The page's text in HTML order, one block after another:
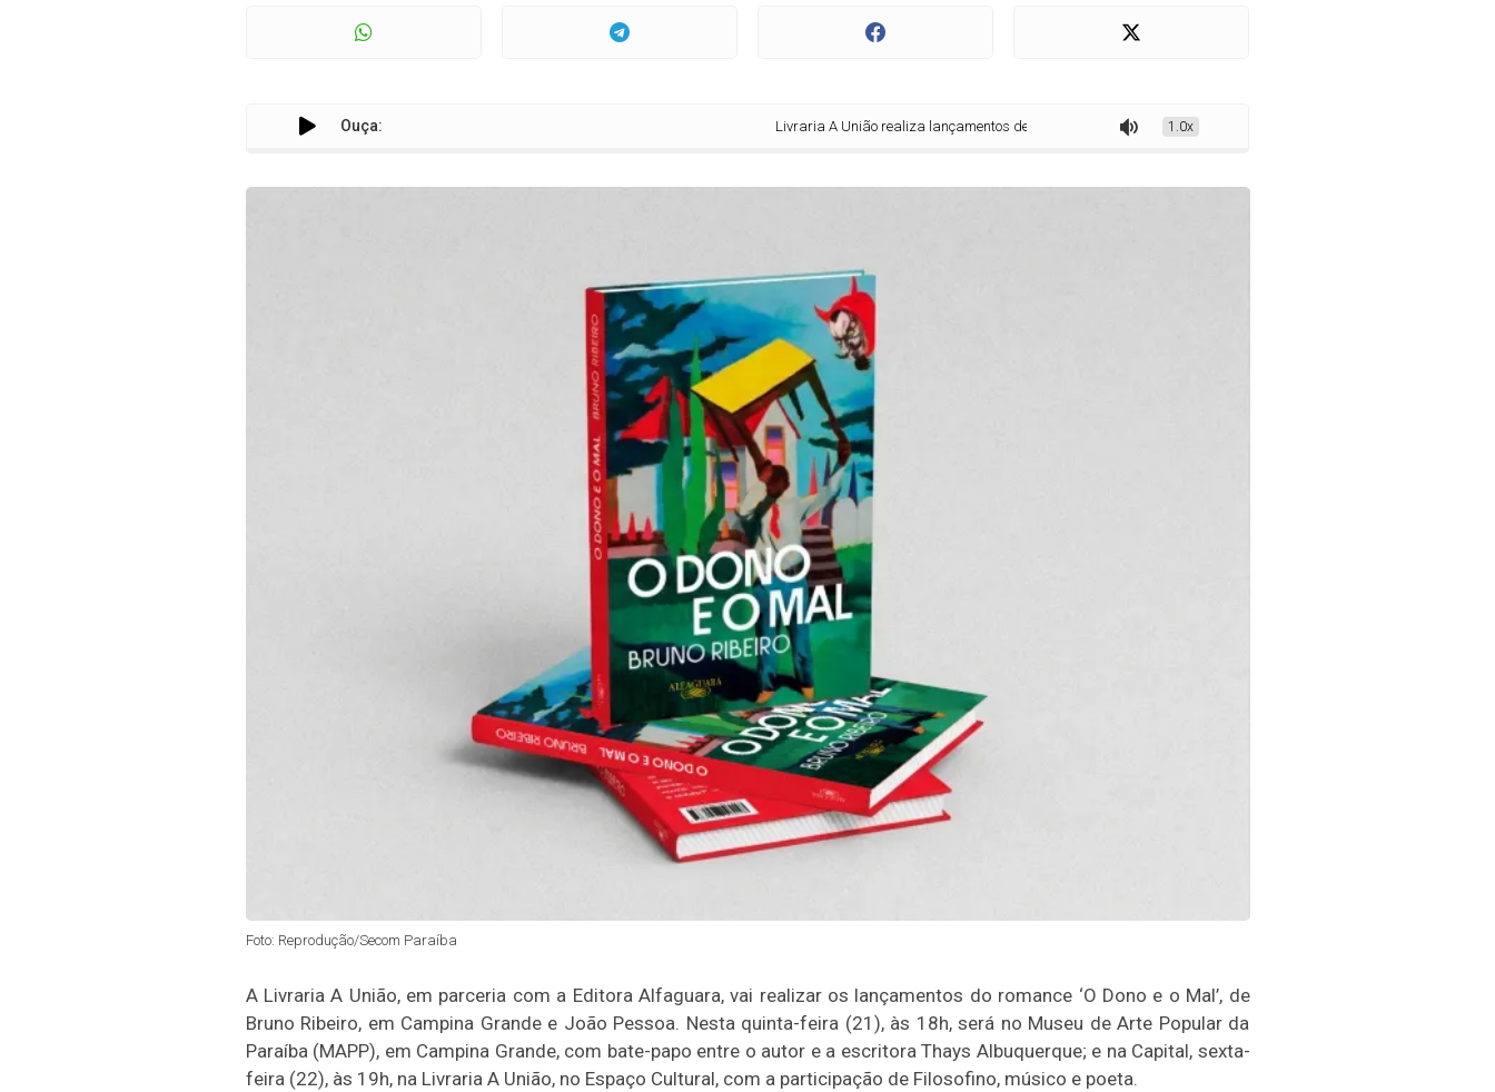
Ouça: Livraria A União realiza lançamentos de ‘O Dono e o Mal’, de Bruno Ribeiro, em Campina Grande e João Pessoa
1.0x
Foto: Reprodução/Secom Paraíba
A Livraria A União, em parceria com a Editora Alfaguara, vai realizar os lançamentos do romance ‘O Dono e o Mal’, de
Bruno Ribeiro, em Campina Grande e João Pessoa. Nesta quinta-feira (21), às 18h, será no Museu de Arte Popular da
Paraíba (MAPP), em Campina Grande, com bate-papo entre o autor e a escritora Thays Albuquerque; e na Capital, sexta-
feira (22), às 19h, na Livraria A União, no Espaço Cultural, com a participação de Filosofino, músico e poeta.